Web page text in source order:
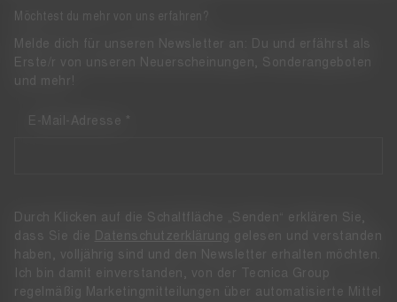
Möchtest du mehr von uns erfahren?
Melde dich für unseren Newsletter an: Du und erfährst als
Erste/r von unseren Neuerscheinungen, Sonderangeboten
und mehr!
E-Mail-Adresse
Durch Klicken auf die Schaltfläche „Senden“ erklären Sie,
dass Sie die Datenschutzerklärung gelesen und verstanden
haben, volljährig sind und den Newsletter erhalten möchten.
Ich bin damit einverstanden, von der Tecnica Group
regelmäßig Marketingmitteilungen über automatisierte Mittel